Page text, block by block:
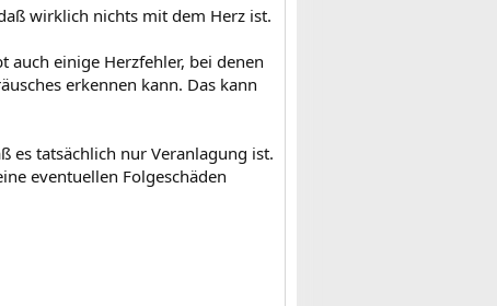
wirklich nichts mit dem Herz ist.
auch einige Herzfehler, bei denen
erkennen kann. Das kann
es tatsächlich nur Veranlagung ist.
eventuellen Folgeschäden